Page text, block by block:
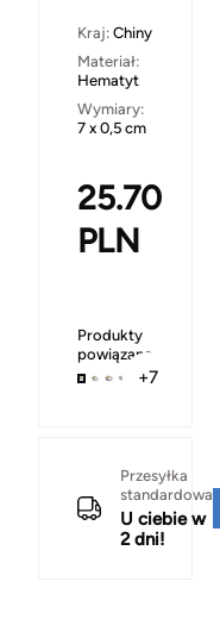
Kraj: Chiny
Materiał:
Hematyt
Wymiary:
7 x 0,5 cm
25.70
PLN
Produkty
powiązane
+7
Przesyłka
standardowa
U ciebie w
2 dni!